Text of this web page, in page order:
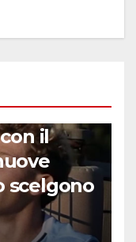
e
il
scelgono